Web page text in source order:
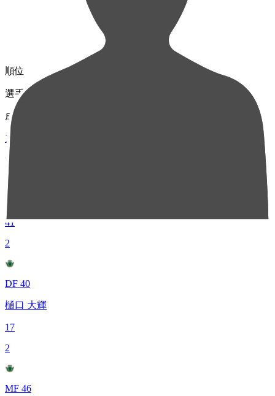
順位
選手名
成績
1
MF 8
澤崎 凌大
41
2
DF 40
樋口 大輝
17
2
MF 46